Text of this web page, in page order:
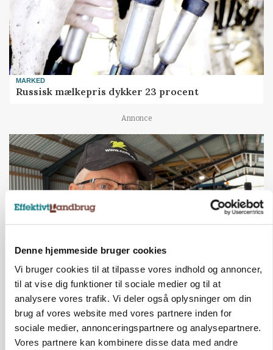
Denne hjemmeside bruger cookies
Vi bruger cookies til at tilpasse vores indhold og annoncer,
til at vise dig funktioner til sociale medier og til at
analysere vores trafik. Vi deler også oplysninger om din
brug af vores website med vores partnere inden for
sociale medier, annonceringspartnere og analysepartnere.
Vores partnere kan kombinere disse data med andre
MARKED
Russisk mælkepris dykker 23 procent
Annonce
POLITIK
»Nu stopper I«: Landbrugsdebattør og
protestgruppe vil demonstrere mod ny
gødskningslov
Annonce